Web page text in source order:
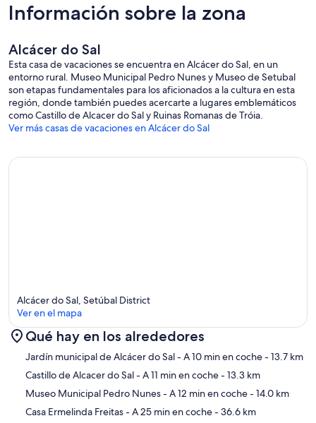
Información sobre la zona
Alcácer do Sal
Esta casa de vacaciones se encuentra en Alcácer do Sal, en un
entorno rural. Museo Municipal Pedro Nunes y Museo de Setubal
son etapas fundamentales para los aficionados a la cultura en esta
región, donde también puedes acercarte a lugares emblemáticos
como Castillo de Alcacer do Sal y Ruinas Romanas de Tróia.
Ver más casas de vacaciones en Alcácer do Sal
Mapa
Alcácer do Sal, Setúbal District
Ver en el mapa
Qué hay en los alrededores
Jardín municipal de Alcácer do Sal- A 10 min en coche- 13.7 km
Castillo de Alcacer do Sal- A 11 min en coche- 13.3 km
Museo Municipal Pedro Nunes- A 12 min en coche- 14.0 km
Casa Ermelinda Freitas- A 25 min en coche- 36.6 km